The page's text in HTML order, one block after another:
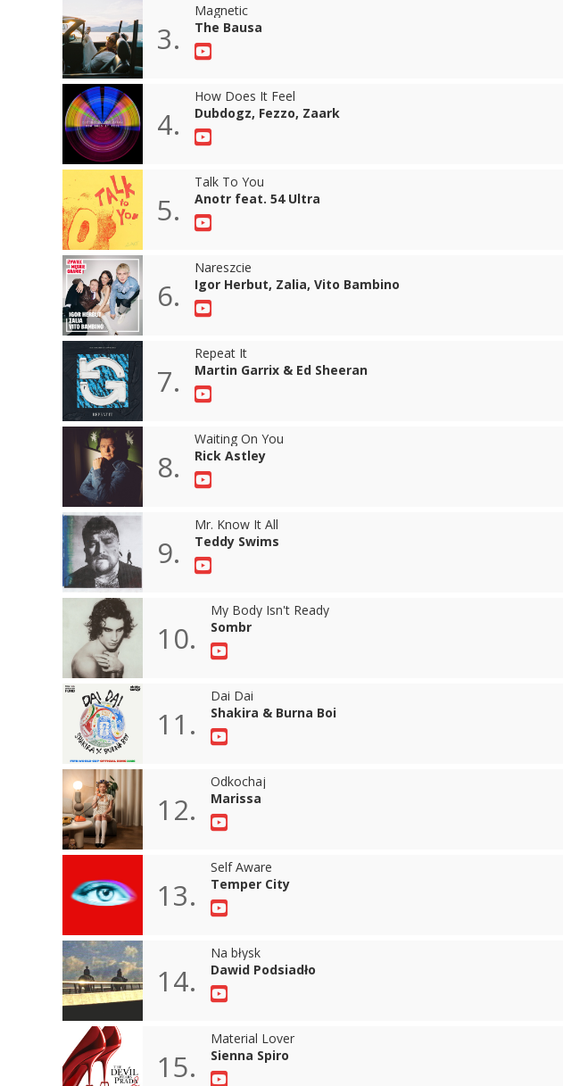
3.
Magnetic
The Bausa
4.
How Does It Feel
Dubdogz, Fezzo, Zaark
5.
Talk To You
Anotr feat. 54 Ultra
6.
Nareszcie
Igor Herbut, Zalia, Vito Bambino
7.
Repeat It
Martin Garrix & Ed Sheeran
8.
Waiting On You
Rick Astley
9.
Mr. Know It All
Teddy Swims
10.
My Body Isn't Ready
Sombr
11.
Dai Dai
Shakira & Burna Boi
12.
Odkochaj
Marissa
13.
Self Aware
Temper City
14.
Na błysk
Dawid Podsiadło
15.
Material Lover
Sienna Spiro